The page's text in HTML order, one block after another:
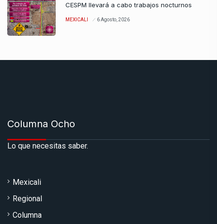
CESPM llevará a cabo trabajos nocturnos
MEXICALI 6 Agosto, 2026
Columna Ocho
Lo que necesitas saber.
Mexicali
Regional
Columna